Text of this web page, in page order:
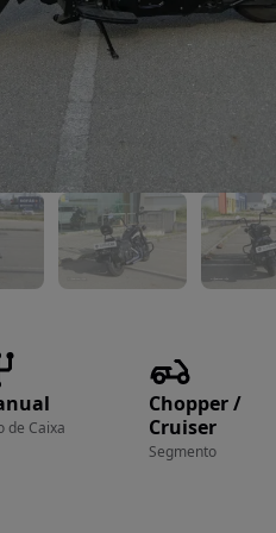
de Caixa
Chopper /
Cruiser
Segmento